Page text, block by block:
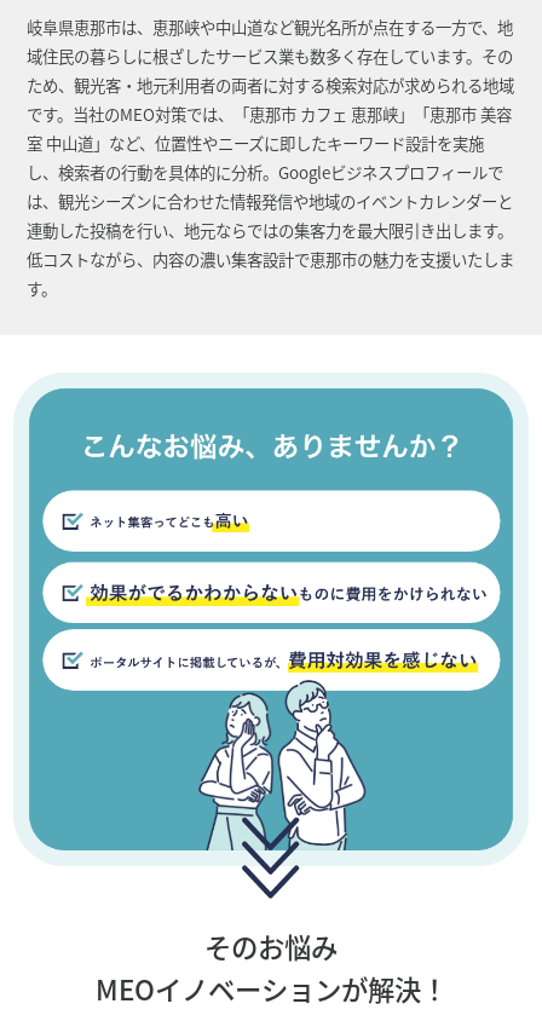
岐阜県恵那市は、恵那峡や中山道など観光名所が点在する一方で、地
域住民の暮らしに根ざしたサービス業も数多く存在しています。その
ため、観光客・地元利用者の両者に対する検索対応が求められる地域
です。当社のMEO対策では、「恵那市 カフェ 恵那峡」「恵那市 美容
室 中山道」など、位置性やニーズに即したキーワード設計を実施
し、検索者の行動を具体的に分析。Googleビジネスプロフィールで
は、観光シーズンに合わせた情報発信や地域のイベントカレンダーと
連動した投稿を行い、地元ならではの集客力を最大限引き出します。
低コストながら、内容の濃い集客設計で恵那市の魅力を支援いたしま
す。
そのお悩み
MEOイノベーションが解決！